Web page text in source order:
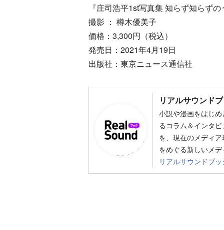
『庄司浩平1st写真集 知らず知らず
撮影 ： 樽木優美子
価格：3,300円（税込）
発売日：2021年4月19日
出版社：東京ニュース通信社
リアルサウンド
小説や漫画をはじ
るコラム＆インタ
を、現在のメディ
をめぐる新しいメ
リアルサウンドブ